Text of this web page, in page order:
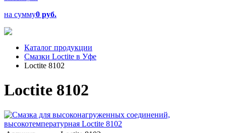
на сумму0 руб.
Каталог продукции
Смазки Loctite в Уфе
Loctite 8102
Loctite 8102